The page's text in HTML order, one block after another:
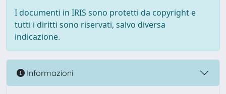
I documenti in IRIS sono protetti da copyright e
tutti i diritti sono riservati, salvo diversa
indicazione.
Informazioni